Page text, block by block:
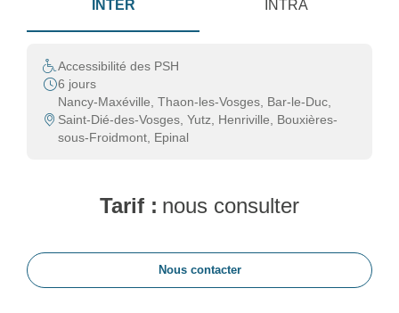
INTER INTRA
Accessibilité des PSH
6 jours
Nancy-Maxéville, Thaon-les-Vosges, Bar-le-Duc,
Saint-Dié-des-Vosges, Yutz, Henriville, Bouxières-
sous-Froidmont, Epinal
Tarif : nous consulter
Nous contacter